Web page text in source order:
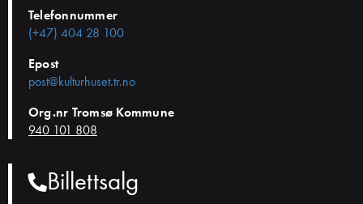
Telefonnummer
(+47) 404 28 100
Epost
post@kulturhuset.tr.no
Org.nr Tromsø Kommune
940 101 808
Billettsalg